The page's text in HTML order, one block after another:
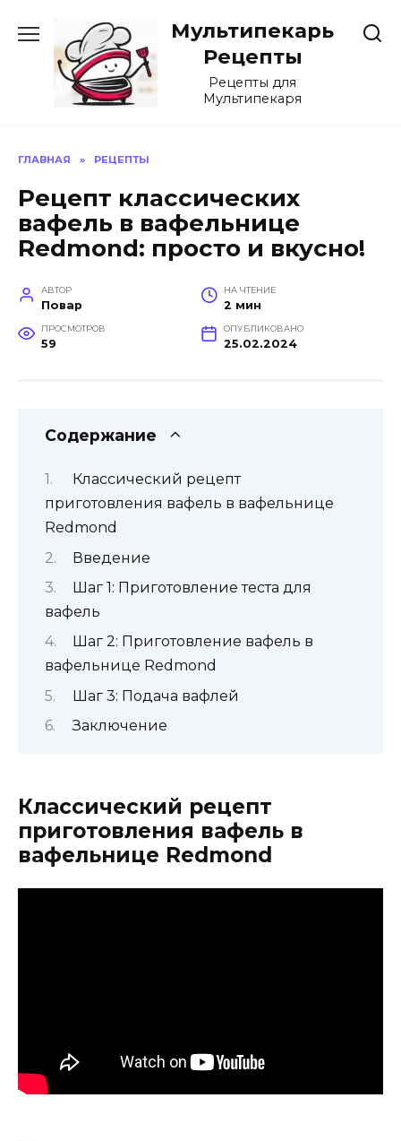
содержанию
Мультипекарь
Рецепты
Рецепты для
Мультипекаря
ГЛАВНАЯ » РЕЦЕПТЫ
Рецепт классических
вафель в вафельнице
Redmond: просто и вкусно!
АВТОР
Повар
НА ЧТЕНИЕ
2 мин
ПРОСМОТРОВ
59
ОПУБЛИКОВАНО
25.02.2024
Содержание
Классический рецепт
приготовления вафель в вафельнице
Redmond
Введение
Шаг 1: Приготовление теста для
вафель
Шаг 2: Приготовление вафель в
вафельнице Redmond
Шаг 3: Подача вафлей
Заключение
Классический рецепт
приготовления вафель в
вафельнице Redmond